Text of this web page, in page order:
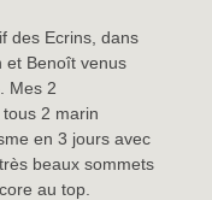
des Ecrins, dans
et Benoît venus
Mes 2
2 marin
en 3 jours avec
beaux sommets
au top.